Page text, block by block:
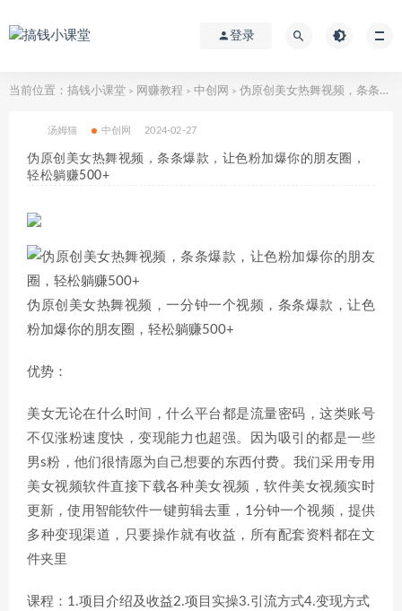
登录
当前位置： 搞钱小课堂 > 网赚教程 > 中创网 > 伪原创美女热舞视频，条条爆款，让色粉加爆你的朋友圈，轻松躺赚500+
汤姆猫 中创网 2024-02-27
伪原创美女热舞视频，条条爆款，让色粉加爆你的朋友圈，
轻松躺赚500+
伪原创美女热舞视频，一分钟一个视频，条条爆款，让色
粉加爆你的朋友圈，轻松躺赚500+
优势：
美女无论在什么时间，什么平台都是流量密码，这类账号
不仅涨粉速度快，变现能力也超强。因为吸引的都是一些
男s粉，他们很情愿为自己想要的东西付费。我们采用专用
美女视频软件直接下载各种美女视频，软件美女视频实时
更新，使用智能软件一键剪辑去重，1分钟一个视频，提供
多种变现渠道，只要操作就有收益，所有配套资料都在文
件夹里
课程：1.项目介绍及收益2.项目实操3.引流方式4.变现方式